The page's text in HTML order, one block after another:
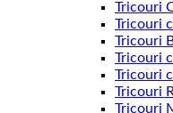
Tricouri
Tricouri
Tricouri
Tricouri
Tricouri
Tricouri
Tricouri